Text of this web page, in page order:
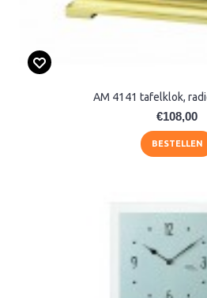
AM 4141 tafelklok,
€108,00
BESTELLEN